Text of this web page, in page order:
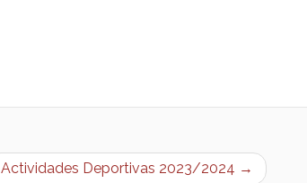
Actividades Deportivas 2023/2024 →